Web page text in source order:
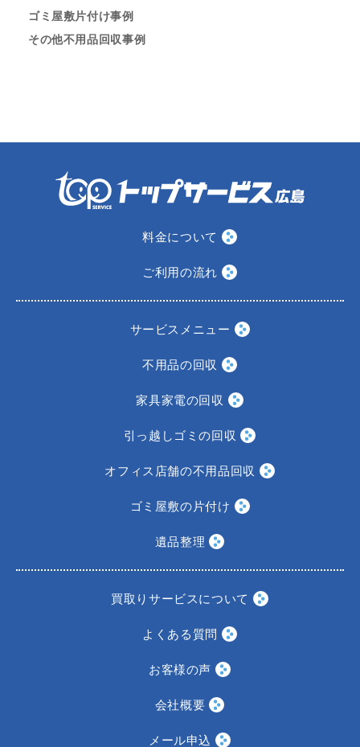
ゴミ屋敷片付け事例
その他不用品回収事例
料金について
ご利用の流れ
サービスメニュー
不用品の回収
家具家電の回収
引っ越しゴミの回収
オフィス店舗の不用品回収
ゴミ屋敷の片付け
遺品整理
買取りサービスについて
よくある質問
お客様の声
会社概要
メール申込